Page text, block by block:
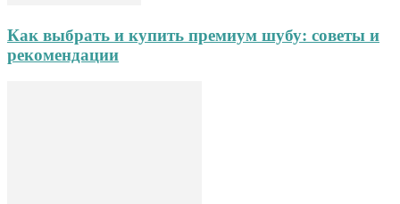
Как выбрать и купить премиум шубу: советы и
рекомендации